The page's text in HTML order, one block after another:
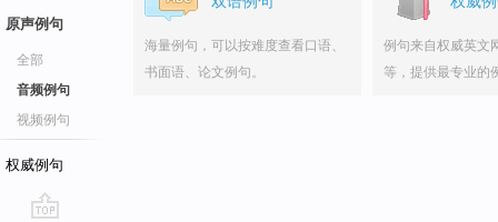
原声例句
全部
音频例句
视频例句
权威例句
海量例句，可以按难度查看口语、
书面语、论文例句。
例句来自权威英文
等，提供最专业的